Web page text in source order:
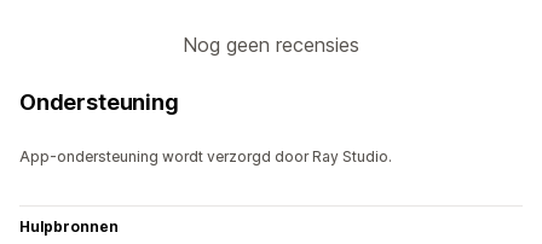
Nog geen recensies
Ondersteuning
App-ondersteuning wordt verzorgd door Ray Studio.
Hulpbronnen